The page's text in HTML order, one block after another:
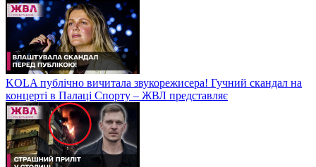
KOLA публічно вичитала звукорежисера! Гучний скандал на
концерті в Палаці Спорту – ЖВЛ представляє